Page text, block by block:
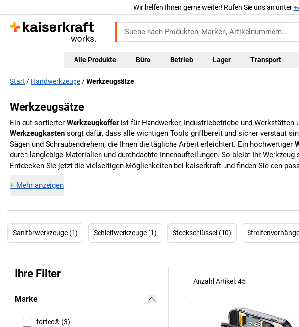
Wir helfen Ihnen gerne weiter! Rufen Sie uns an unter
Alle Produkte Büro Betrieb Lager Transport
Start Handwerkzeuge Werkzeugsätze
Werkzeugsätze
Ein gut sortierter Werkzeugkofferist für Handwerker, Industriebetriebe und Werkstätten
Werkzeugkasten sorgt dafür, dass alle wichtigen Tools griffbereit und sicher verstaut
Sägen und Schraubendrehern, die Ihnen die tägliche Arbeit erleichtert. Ein hochwertiger
durch langlebige Materialien und durchdachte Innenaufteilungen. So bleibt Ihr
Entdecken Sie jetzt die vielseitigen Möglichkeiten bei kaiserkraft und finden Sie den
+ Mehr anzeigen
Sanitärwerkzeuge (1) Schleifwerkzeuge (1) Steckschlüssel (10)
Ihre Filter
Marke
fortec® (3)
Anzahl Artikel:45